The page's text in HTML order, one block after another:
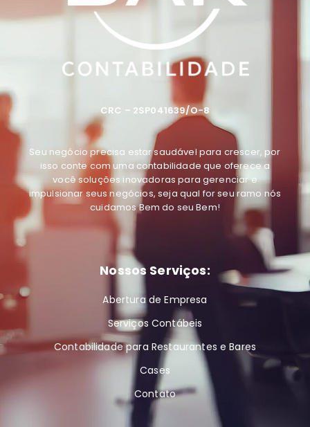
CRC – 2SP041639/O-8
Seu negócio precisa estar saudável para crescer, por
isso conte com uma contabilidade que oferece a
você soluções inovadoras para gerenciar e
impulsionar seus negócios, seja qual for seu ramo nós
cuidamos Bem do seu Bem!
Nossos Serviços:
Abertura de Empresa
Serviços Contábeis
Contabilidade para Restaurantes e Bares
Cases
Contato